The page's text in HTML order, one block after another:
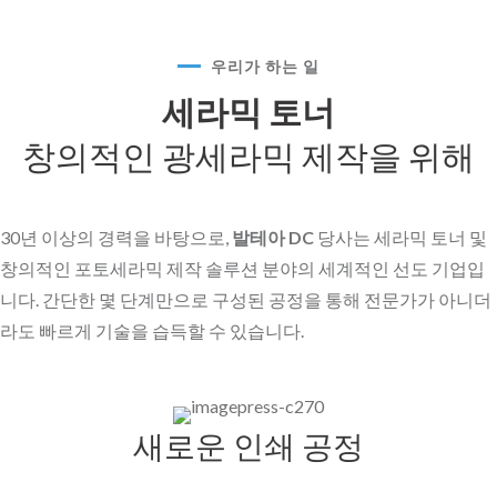
우리가 하는 일
세라믹 토너
창의적인 광세라믹 제작을 위해
30년 이상의 경력을 바탕으로, 발테아 DC 당사는 세라믹 토너 및
창의적인 포토세라믹 제작 솔루션 분야의 세계적인 선도 기업입
니다. 간단한 몇 단계만으로 구성된 공정을 통해 전문가가 아니더
라도 빠르게 기술을 습득할 수 있습니다.
새로운 인쇄 공정